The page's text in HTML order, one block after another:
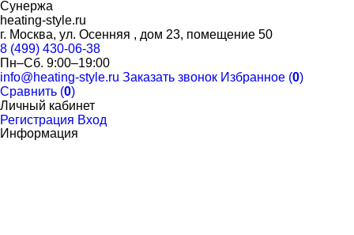
Сунержа
heating-style.ru
г. Москва, ул. Осенняя , дом 23, помещение 50
8 (499) 430-06-38
Пн–Сб. 9:00–19:00
info@heating-style.ru Заказать звонок Избранное (0)
Сравнить (0)
Личный кабинет
Регистрация Вход
Информация